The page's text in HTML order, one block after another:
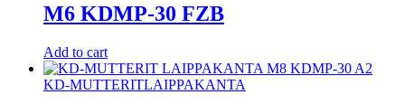
M6 KDMP-30 FZB
Add to cart
KD-MUTTERITLAIPPAKANTA